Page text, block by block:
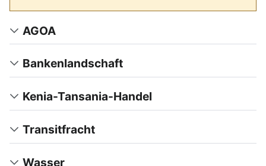
AGOA
Bankenlandschaft
Kenia-Tansania-Handel
Transitfracht
Wasser